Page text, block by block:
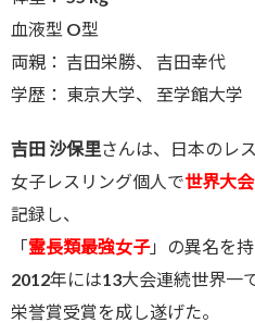
血液型 O型
両親： 吉田栄勝、 吉田幸代
学歴： 東京大学、 至学館大学
吉田 沙保里さんは、日本のレ
女子レスリング個人で世界大
記録し、
「霊長類最強女子」の異名を持
2012年には13大会連続世界一
栄誉賞受賞を成し遂げた。